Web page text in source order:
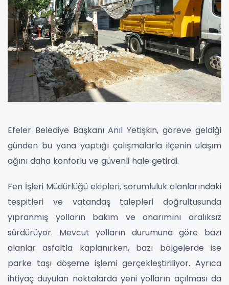
Efeler Belediye Başkanı Anıl Yetişkin, göreve geldiği
günden bu yana yaptığı çalışmalarla ilçenin ulaşım
ağını daha konforlu ve güvenli hale getirdi.
Fen İşleri Müdürlüğü ekipleri, sorumluluk alanlarındaki
tespitleri ve vatandaş talepleri doğrultusunda
yıpranmış yolların bakım ve onarımını aralıksız
sürdürüyor. Mevcut yolların durumuna göre bazı
alanlar asfaltla kaplanırken, bazı bölgelerde ise
parke taşı döşeme işlemi gerçekleştiriliyor. Ayrıca
ihtiyaç duyulan noktalarda yeni yolların açılması da